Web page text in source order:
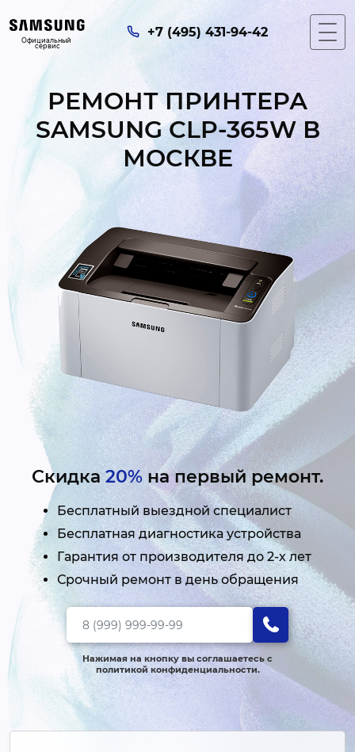
Официальный
сервис
+7 (495) 431-94-42
РЕМОНТ ПРИНТЕРА
SAMSUNG CLP-365W В
МОСКВЕ
Скидка20% на первый ремонт.
Бесплатный выездной специалист
Бесплатная диагностика устройства
Гарантия от производителя до 2-х лет
Срочный ремонт в день обращения
Нажимая на кнопку вы соглашаетесь с
политикой конфиденциальности.